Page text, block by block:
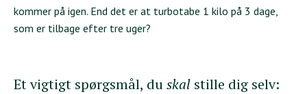
kommer på igen. End det er at turbotabe 1 kilo på 3 dage,
som er tilbage efter tre uger?
Et vigtigt spørgsmål, duskal stille dig selv: